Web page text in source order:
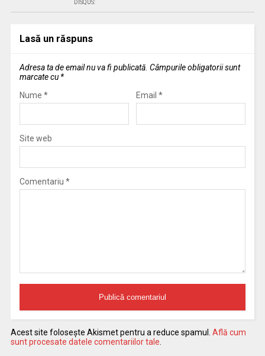
DISQUS:
Lasă un răspuns
Adresa ta de email nu va fi publicată. Câmpurile obligatorii sunt
marcate cu *
Nume * Email *
Site web
Comentariu *
Acest site folosește Akismet pentru a reduce spamul. Află cum
sunt procesate datele comentariilor tale